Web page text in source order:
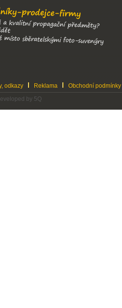
odkazy Reklama
Obchodní podmínky
by 5Q